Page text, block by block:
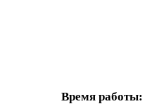
Время работы: